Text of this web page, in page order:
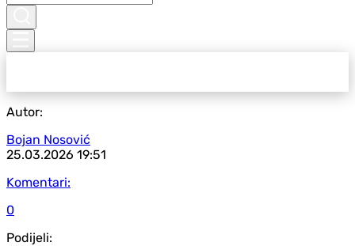
Autor:
Bojan Nosović
25.03.2026 19:51
Komentari:
0
Podijeli: